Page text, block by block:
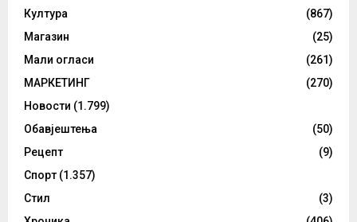
Култура
(867)
Магазин
(25)
Мали огласи
(261)
МАРКЕТИНГ
(270)
Новости (1.799)
Обавјештења
(50)
Рецепт
(9)
Спорт (1.357)
Стил
(3)